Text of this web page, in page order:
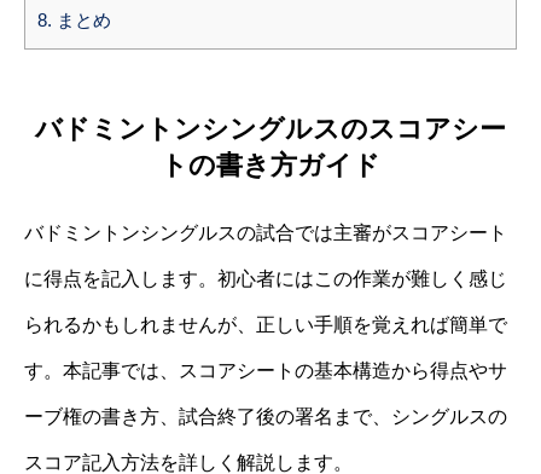
8. まとめ
バドミントンシングルスのスコアシー
トの書き方ガイド
バドミントンシングルスの試合では主審がスコアシート
に得点を記入します。初心者にはこの作業が難しく感じ
られるかもしれませんが、正しい手順を覚えれば簡単で
す。本記事では、スコアシートの基本構造から得点やサ
ーブ権の書き方、試合終了後の署名まで、シングルスの
スコア記入方法を詳しく解説します。